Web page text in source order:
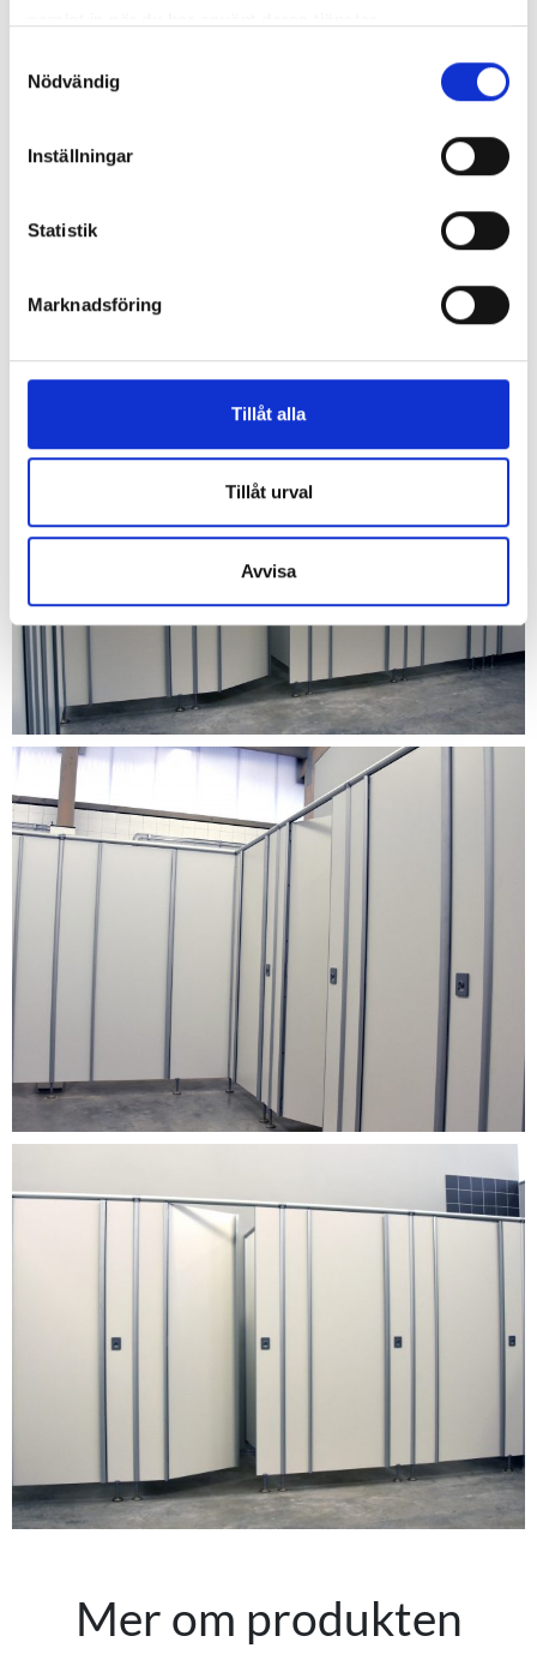
Nödvändig
Inställningar
Statistik
Marknadsföring
Tillåt alla
Tillåt urval
Avvisa
Mer om produkten